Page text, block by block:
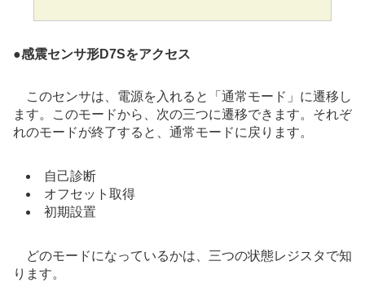
●感震センサ形D7Sをアクセス
このセンサは、電源を入れると「通常モード」に遷移し
ます。このモードから、次の三つに遷移できます。それぞ
れのモードが終了すると、通常モードに戻ります。
自己診断
オフセット取得
初期設置
どのモードになっているかは、三つの状態レジスタで知
ります。